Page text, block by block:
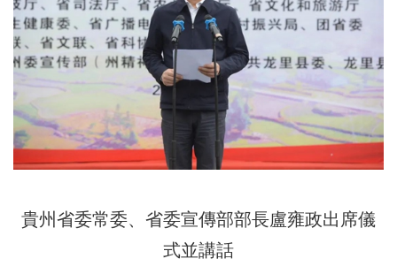
貴州省委常委、省委宣傳部部長盧雍政出席儀
式並講話